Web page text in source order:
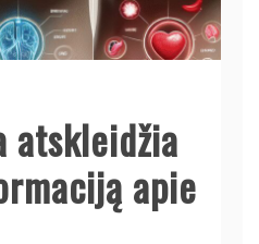
atskleidžia
apie